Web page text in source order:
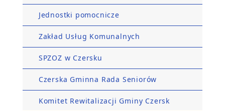
Jednostki pomocnicze
Zakład Usług Komunalnych
SPZOZ w Czersku
Czerska Gminna Rada Seniorów
Komitet Rewitalizacji Gminy Czersk